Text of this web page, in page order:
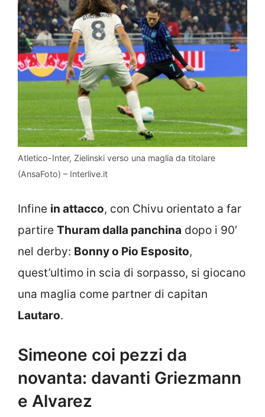
Atletico-Inter, Zielinski verso una maglia da titolare
(AnsaFoto) – Interlive.it
Infine in attacco, con Chivu orientato a far
partire Thuram dalla panchina dopo i 90′
nel derby: Bonny o Pio Esposito,
quest’ultimo in scia di sorpasso, si giocano
una maglia come partner di capitan
Lautaro.
Simeone coi pezzi da
novanta: davanti Griezmann
e Alvarez